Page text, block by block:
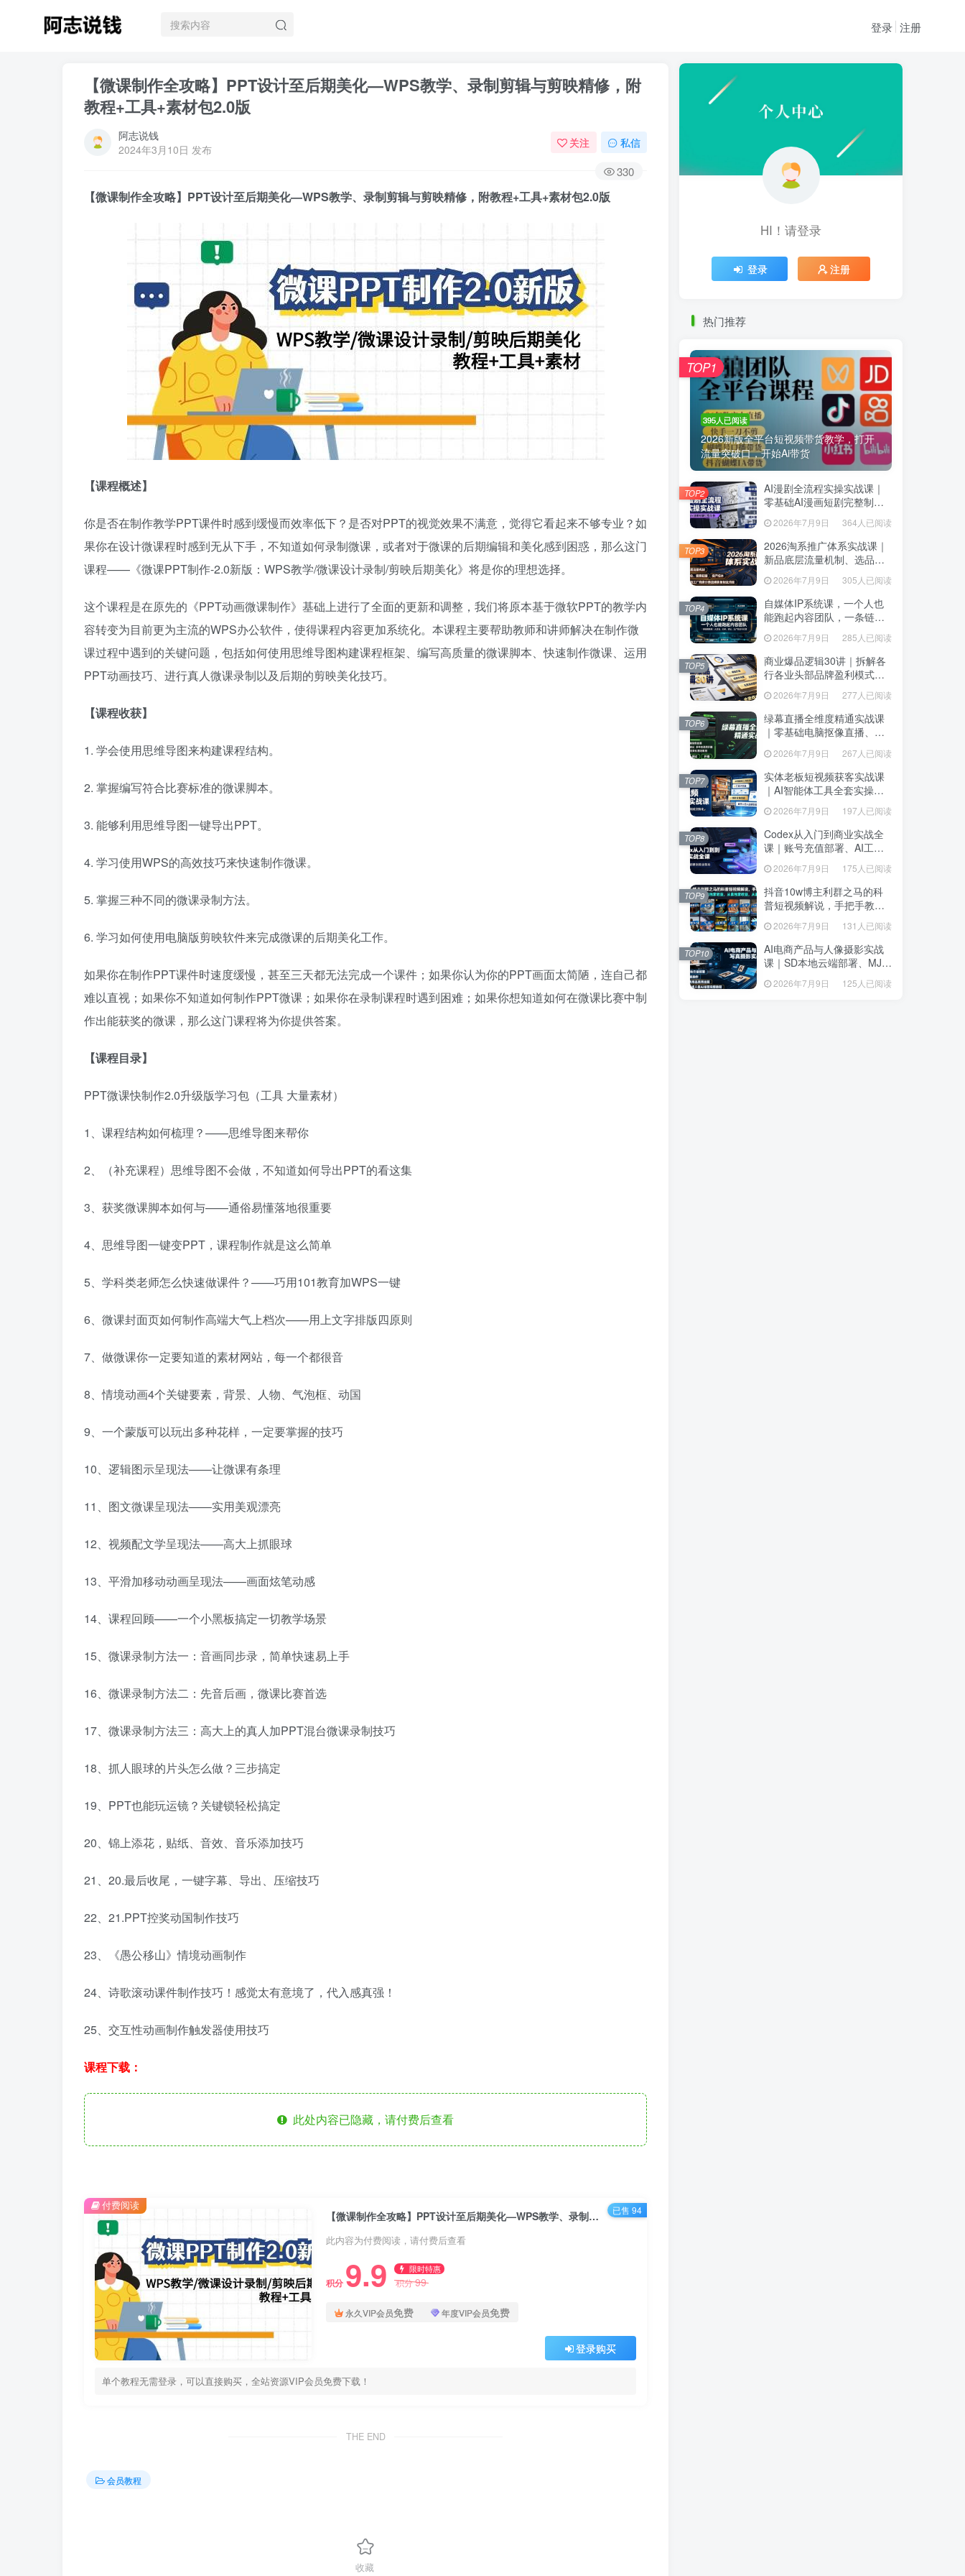
登录 注册
【微课制作全攻略】PPT设计至后期美化—WPS教学、录制剪辑与剪映精修，附
教程+工具+素材包2.0版
阿志说钱
2024年3月10日 发布
关注 私信
330
【微课制作全攻略】PPT设计至后期美化—WPS教学、录制剪辑与剪映精修，附教程+工具+素材包2.0版
【课程概述】
你是否在制作教学PPT课件时感到缓慢而效率低下？是否对PPT的视觉效果不满意，觉得它看起来不够专业？如
果你在设计微课程时感到无从下手，不知道如何录制微课，或者对于微课的后期编辑和美化感到困惑，那么这门
课程——《微课PPT制作-2.0新版：WPS教学/微课设计录制/剪映后期美化》将是你的理想选择。
这个课程是在原先的《PPT动画微课制作》基础上进行了全面的更新和调整，我们将原本基于微软PPT的教学内
容转变为目前更为主流的WPS办公软件，使得课程内容更加系统化。本课程主要帮助教师和讲师解决在制作微
课过程中遇到的关键问题，包括如何使用思维导图构建课程框架、编写高质量的微课脚本、快速制作微课、运用
PPT动画技巧、进行真人微课录制以及后期的剪映美化技巧。
【课程收获】
1. 学会使用思维导图来构建课程结构。
2. 掌握编写符合比赛标准的微课脚本。
3. 能够利用思维导图一键导出PPT。
4. 学习使用WPS的高效技巧来快速制作微课。
5. 掌握三种不同的微课录制方法。
6. 学习如何使用电脑版剪映软件来完成微课的后期美化工作。
如果你在制作PPT课件时速度缓慢，甚至三天都无法完成一个课件；如果你认为你的PPT画面太简陋，连自己都
难以直视；如果你不知道如何制作PPT微课；如果你在录制课程时遇到困难；如果你想知道如何在微课比赛中制
作出能获奖的微课，那么这门课程将为你提供答案。
【课程目录】
PPT微课快制作2.0升级版学习包（工具 大量素材）
1、课程结构如何梳理？——思维导图来帮你
2、（补充课程）思维导图不会做，不知道如何导出PPT的看这集
3、获奖微课脚本如何与——通俗易懂落地很重要
4、思维导图一键变PPT，课程制作就是这么简单
5、学科类老师怎么快速做课件？——巧用101教育加WPS一键
6、微课封面页如何制作高端大气上档次——用上文字排版四原则
7、做微课你一定要知道的素材网站，每一个都很音
8、情境动画4个关键要素，背景、人物、气泡框、动国
9、一个蒙版可以玩出多种花样，一定要掌握的技巧
10、逻辑图示呈现法——让微课有条理
11、图文微课呈现法——实用美观漂亮
12、视频配文学呈现法——高大上抓眼球
13、平滑加移动动画呈现法——画面炫笔动感
14、课程回顾——一个小黑板搞定一切教学场景
15、微课录制方法一：音画同步录，简单快速易上手
16、微课录制方法二：先音后画，微课比赛首选
17、微课录制方法三：高大上的真人加PPT混台微课录制技巧
18、抓人眼球的片头怎么做？三步搞定
19、PPT也能玩运镜？关键锁轻松搞定
20、锦上添花，贴纸、音效、音乐添加技巧
21、20.最后收尾，一键字幕、导出、压缩技巧
22、21.PPT控奖动国制作技巧
23、《愚公移山》情境动画制作
24、诗歌滚动课件制作技巧！感觉太有意境了，代入感真强！
25、交互性动画制作触发器使用技巧
课程下载：
此处内容已隐藏，请付费后查看
【微课制作全攻略】PPT设计至后期美化—WPS教学、录制剪辑与剪映精修，附教程+工具+素材包2.0版
此内容为付费阅读，请付费后查看
积分 9.9 限时特惠
积分99
永久VIP会员免费 年度VIP会员免费
登录购买
单个教程无需登录，可以直接购买，全站资源VIP会员免费下载！
付费阅读 已售 94
THE END
会员教程
收藏
HI！请登录
登录 注册
热门推荐
395人已阅读
2026新版全平台短视频带货教学，打开
流量突破口，开始Ai带货
TOP1
AI漫剧全流程实操实战课｜
零基础AI漫画短剧完整制
作、脚本出图成片全链路落
2026年7月9日 364人已阅读
TOP2
2026淘系推广体系实战课｜
新品底层流量机制、选品定
位、搜索起量、投产控本、
新店老店工厂商家分赛道爆
款全流程
2026年7月9日 305人已阅读
TOP3
自媒体IP系统课，一个人也
能跑起内容团队，一条链路
跑通，从定位、热点、表
达、生产到发布托管
2026年7月9日 285人已阅读
TOP4
商业爆品逻辑30讲｜拆解各
行各业头部品牌盈利模式，
吃透爆品打造、低成本传
播、长效变现全套商业思维
课
2026年7月9日 277人已阅读
TOP5
绿幕直播全维度精通实战课
｜零基础电脑抠像直播、
OBS高阶调试、多平台高清
开播、直播间视觉美化落地
教程
2026年7月9日 267人已阅读
TOP6
实体老板短视频获客实战课
｜AI智能体工具全套实操、
门店IP打造、爆款变现选
题、数字人无人出镜引流完
整教程
2026年7月9日 197人已阅读
TOP7
Codex从入门到商业实战全
课｜账号充值部署、AI工具
联动、核心功能精讲、自动
化搭建、全站项目开发零基
础教程
2026年7月9日 175人已阅读
TOP8
抖音10w博主利群之马的科
普短视频解说，手把手教你
解锁伙伴计划+精选独家收
益，从素材到成片全流程
2026年7月9日 131人已阅读
TOP9
AI电商产品与人像摄影实战
课｜SD本地云端部署、MJ全
套操作、多品类商品商用出
图、创意风格人像AI绘图完
2026年7月9日 125人已阅读
TOP10
HI！请登录
登录 注册
热门推荐
395人已阅读
2026新版全平台短视频带货教学，打开
流量突破口，开始Ai带货
TOP1
AI漫剧全流程实操实战课｜
零基础AI漫画短剧完整制
作、脚本出图成片全链路落
地教程
2026年7月9日 364人已阅读
TOP2
2026淘系推广体系实战课｜
新品底层流量机制、选品定
位、搜索起量、投产控本、
新店老店工厂商家分赛道爆
款全流程
2026年7月9日 305人已阅读
TOP3
自媒体IP系统课，一个人也
能跑起内容团队，一条链路
跑通，从定位、热点、表
达、生产到发布托管
2026年7月9日 285人已阅读
TOP4
商业爆品逻辑30讲｜拆解各
行各业头部品牌盈利模式，
吃透爆品打造、低成本传
播、长效变现全套商业思维
课
2026年7月9日 277人已阅读
TOP5
绿幕直播全维度精通实战课
｜零基础电脑抠像直播、
开播、直播间视觉美化落地
教程
2026年7月9日 267人已阅读
TOP6
实体老板短视频获客实战课
｜AI智能体工具全套实操、
题、数字人无人出镜引流完
整教程
2026年7月9日 197人已阅读
TOP7
Codex从入门到商业实战全
课｜账号充值部署、AI工具
化搭建、全站项目开发零基
础教程
2026年7月9日 175人已阅读
TOP8
抖音10w博主利群之马的科
普短视频解说，手把手教你
益，从素材到成片全流程
2026年7月9日 131人已阅读
TOP9
AI电商产品与人像摄影实战
课｜SD本地云端部署、MJ全
图、创意风格人像AI绘图完
2026年7月9日 125人已阅读
TOP10